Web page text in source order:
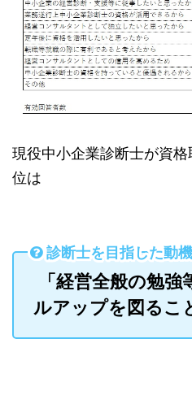
現役中小企業診断士が資
位は
診断士を目指した動機
「経営全般の勉
ルアップを図るこ